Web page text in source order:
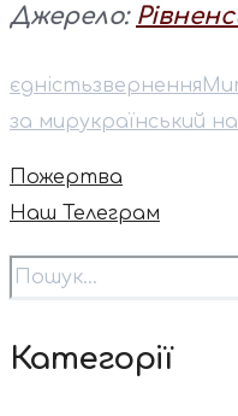
Джерело:
єдністьзвернення
за мирукраїнський
Пожертва
Наш Телеграм
Категорії